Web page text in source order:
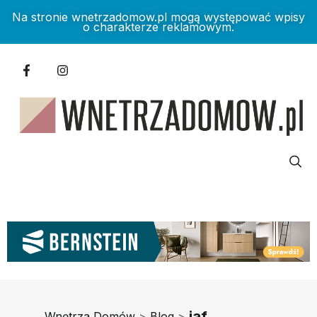
Na stronie wnetrzadomow.pl mogą występować wpisy
o charakterze reklamowym.